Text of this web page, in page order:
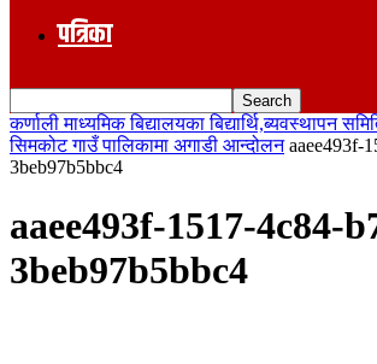
पत्रिका
कर्णाली माध्यमिक बिद्यालयका बिद्यार्थि,ब्यवस्थापन
सिमकोट गाउँ पालिकामा अगाडी आन्दोलन aaee493f-
3beb97b5bbc4
aaee493f-1517-4c84-
3beb97b5bbc4